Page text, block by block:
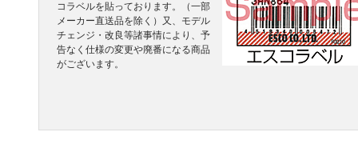
コラベルを貼っております。（一部
メーカー直送品を除く）又、モデル
チェンジ・改良等諸事情により、予
告なく仕様の変更や廃番になる商品
がございます。